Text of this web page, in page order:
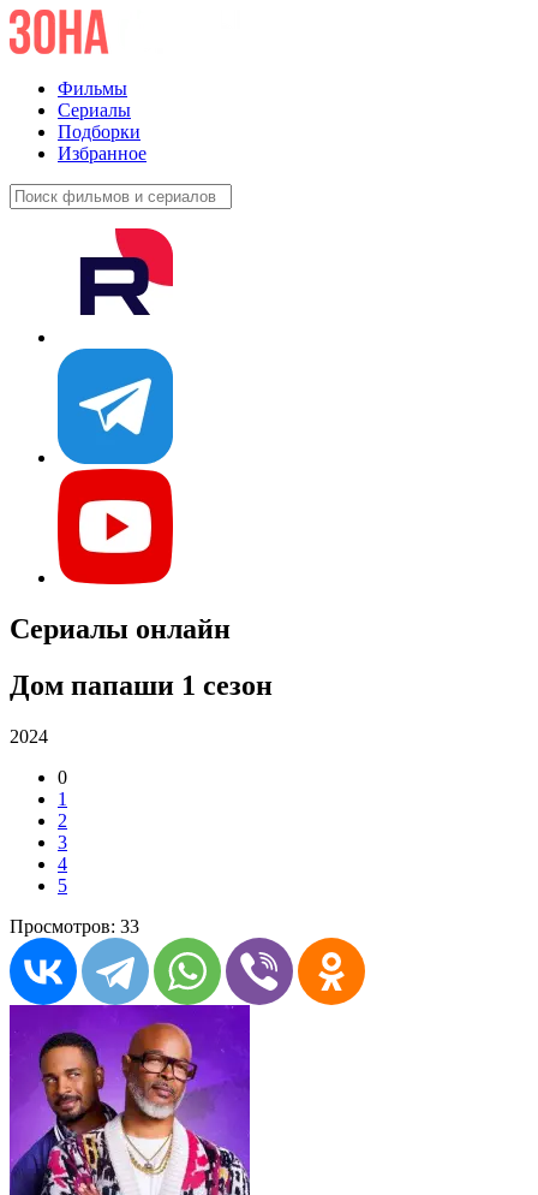
Фильмы
Сериалы
Подборки
Избранное
Сериалы онлайн
Дом папаши 1 сезон
2024
0
1
2
3
4
5
Просмотров: 33